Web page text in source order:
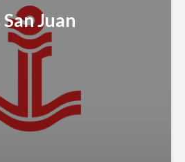
Juan